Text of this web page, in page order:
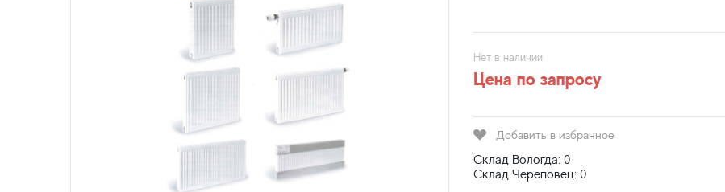
Нет в наличии
Цена по запросу
Добавить в избранное
Склад Вологда: 0
Склад Череповец: 0